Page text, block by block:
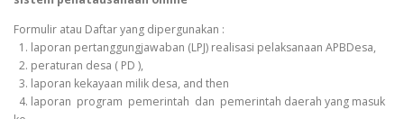
Formulir atau Daftar yang dipergunakan :
1. laporan pertanggungjawaban (LPJ) realisasi pelaksanaan APBDesa,
2. peraturan desa ( PD ),
3. laporan kekayaan milik desa, and then
4. laporan program pemerintah dan pemerintah daerah yang masuk